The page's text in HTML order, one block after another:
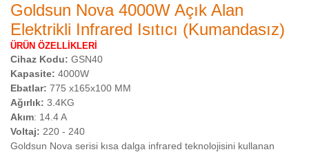
Goldsun Nova 4000W Açık Alan
Elektrikli Infrared Isıtıcı (Kumandasız)
ÜRÜN ÖZELLİKLERİ
Cihaz Kodu: GSN40
Kapasite: 4000W
Ebatlar: 775 x165x100 MM
Ağırlık: 3.4KG
Akım: 14.4 A
Voltaj: 220 - 240
Goldsun Nova serisi kısa dalga infrared teknolojisini kullanan